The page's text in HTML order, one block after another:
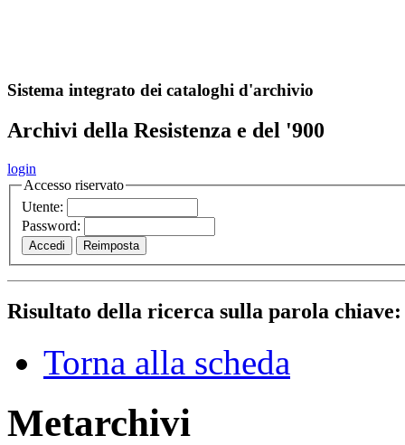
Sistema integrato dei cataloghi d'archivio
Archivi della Resistenza e del '900
login
Accesso riservato
Utente:
Password:
Risultato della ricerca sulla parola
Torna alla scheda
Metarchivi